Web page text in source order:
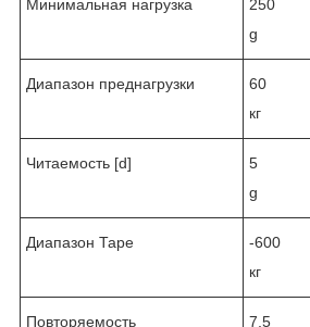
Минимальная нагрузка
250
g
Диапазон преднагрузки
60
кг
Читаемость [d]
5
g
Диапазон Таре
-600
кг
Повторяемость
7,5